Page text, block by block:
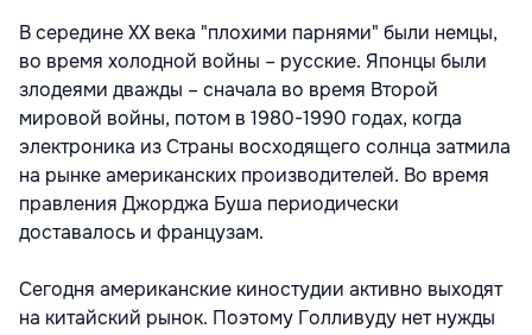
В середине XX века "плохими парнями" были немцы,
во время холодной войны – русские. Японцы были
злодеями дважды – сначала во время Второй
мировой войны, потом в 1980-1990 годах, когда
электроника из Страны восходящего солнца затмила
на рынке американских производителей. Во время
правления Джорджа Буша периодически
доставалось и французам.
Сегодня американские киностудии активно выходят
на китайский рынок. Поэтому Голливуду нет нужды